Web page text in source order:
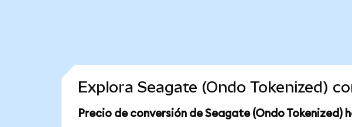
Explora Seagate (Ondo Tokenized)
Precio de conversión de Seagate (Ondo Tokenized)